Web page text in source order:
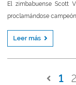
El zimbabuense Scott
proclamándose
Leer más
1 2